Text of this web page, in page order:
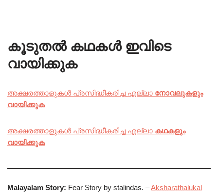
കൂടുതൽ കഥകൾ ഇവിടെ
വായിക്കുക
അക്ഷരത്താളുകൾ പ്രസിദ്ധീകരിച്ച എല്ലാ നോവലുകളും
വായിക്കുക
അക്ഷരത്താളുകൾ പ്രസിദ്ധീകരിച്ച എല്ലാ കഥകളും
വായിക്കുക
Malayalam Story: Fear Story by stalindas. –Aksharathalukal